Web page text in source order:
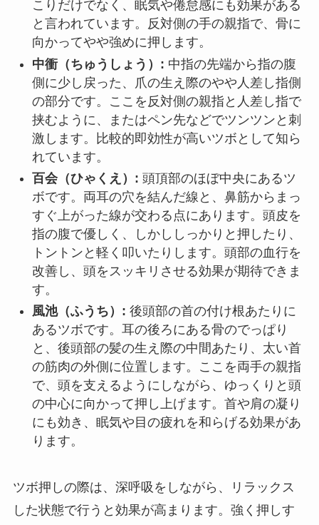
こりだけでなく、眠気や倦怠感にも効果がある
と言われています。反対側の手の親指で、骨に
向かってやや強めに押します。
中衝（ちゅうしょう）: 中指の先端から指の腹
側に少し戻った、爪の生え際のやや人差し指側
の部分です。ここを反対側の親指と人差し指で
挟むように、またはペン先などでツンツンと刺
激します。比較的即効性が高いツボとして知ら
れています。
百会（ひゃくえ）: 頭頂部のほぼ中央にあるツ
ボです。両耳の穴を結んだ線と、鼻筋からまっ
すぐ上がった線が交わる点にあります。頭皮を
指の腹で優しく、しかししっかりと押したり、
トントンと軽く叩いたりします。頭部の血行を
改善し、頭をスッキリさせる効果が期待できま
す。
風池（ふうち）: 後頭部の首の付け根あたりに
あるツボです。耳の後ろにある骨のでっぱり
と、後頭部の髪の生え際の中間あたり、太い首
の筋肉の外側に位置します。ここを両手の親指
で、頭を支えるようにしながら、ゆっくりと頭
の中心に向かって押し上げます。首や肩の凝り
にも効き、眠気や目の疲れを和らげる効果があ
ります。
ツボ押しの際は、深呼吸をしながら、リラックス
した状態で行うと効果が高まります。強く押しす